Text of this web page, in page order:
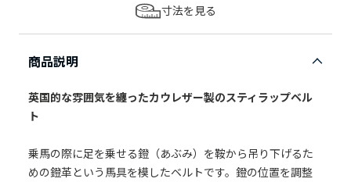
寸法を見る
商品説明
英国的な雰囲気を纏ったカウレザー製のスティラップベル
ト
乗馬の際に足を乗せる鐙（あぶみ）を鞍から吊り下げるた
めの鐙革という馬具を模したベルトです。鐙の位置を調整